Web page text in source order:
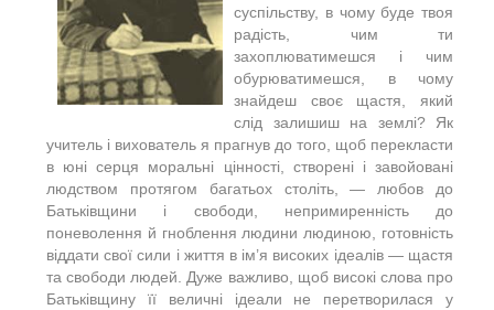
суспільству, в чому буде твоя
радість, чим ти
захоплюватимешся і чим
обурюватимешся, в чому
знайдеш своє щастя, який
слід залишиш на землі? Як
учитель і вихователь я прагнув до того, щоб перекласти
в юні серця моральні цінності, створені і завойовані
людством протягом багатьох століть, — любов до
Батьківщини і свободи, непримиренність до
поневолення й гноблення людини людиною, готовність
віддати свої сили і життя в ім’я високих ідеалів — щастя
та свободи людей. Дуже важливо, щоб високі слова про
Батьківщину її величні ідеали не перетворилася у